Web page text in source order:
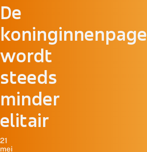
De
koninginnenpage
wordt
steeds
minder
elitair
21
mei